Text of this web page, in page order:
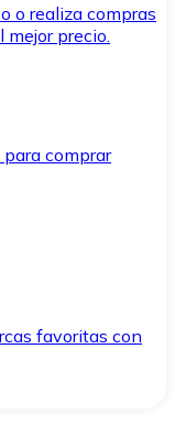
o realiza compras
mejor precio.
comprar
favoritas con